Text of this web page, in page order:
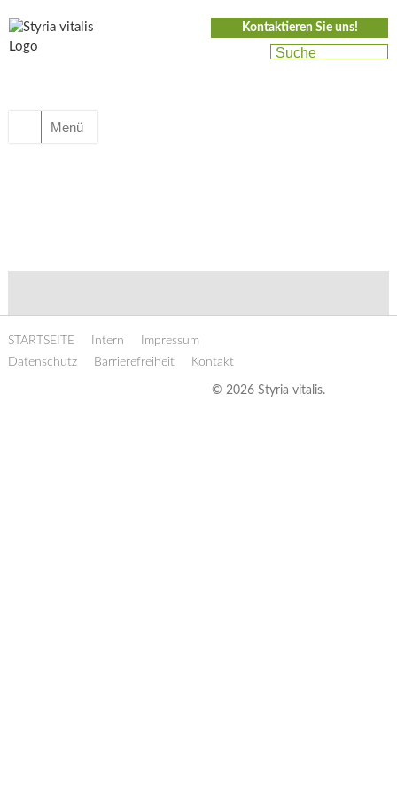
Kontaktieren Sie uns!
Menü
STARTSEITE Intern
Impressum
Datenschutz
Barrierefreiheit Kontakt
© 2026 Styria vitalis.